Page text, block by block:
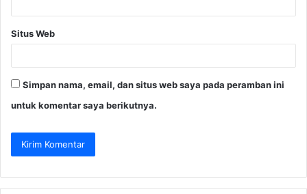
Situs Web
Simpan nama, email, dan situs web saya pada peramban ini
untuk komentar saya berikutnya.